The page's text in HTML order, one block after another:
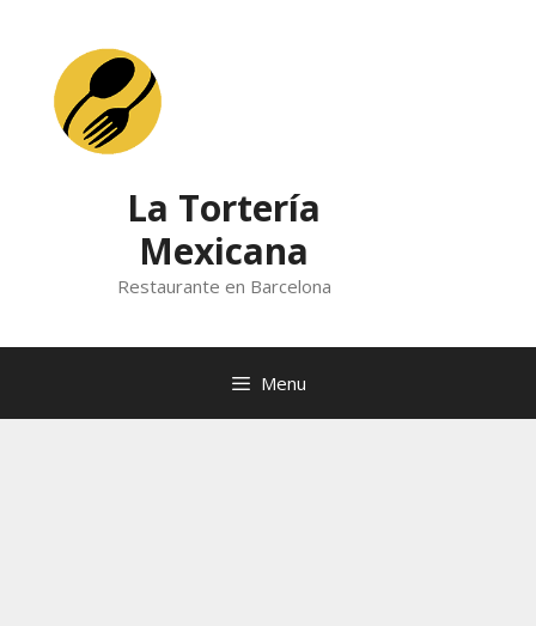
content
La Tortería
Mexicana
Restaurante en Barcelona
Menu